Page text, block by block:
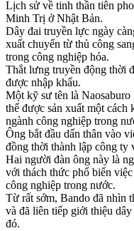
Lịch sử về tinh thần tiên
Minh Trị ở Nhật Bản.
Dây đai truyền lực ngày
xuất chuyển từ thủ công
trong công nghiệp hóa.
Thắt lưng truyền động thời
được nhập khẩu.
Một kỹ sư tên là
thể được sản xuất một cách
ngành công nghiệp trong
Ông bắt đầu dấn thân vào
đồng thời thành lập công ty
Hai người đàn ông này là
với thách thức phổ biến
công nghiệp trong nước.
Từ rất sớm, Bando đã nhìn
và đã liên tiếp giới thiệu
đó.